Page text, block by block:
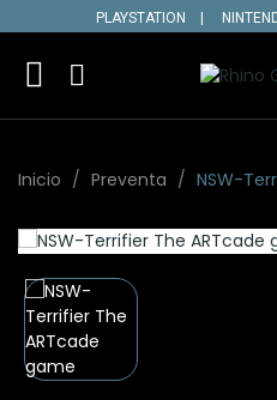
PLAYSTATION
Inicio Preventa NSW-